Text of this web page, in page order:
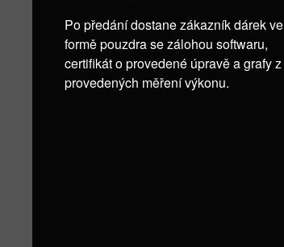
Po předání dostane zákazník dárek ve
formě pouzdra se zálohou softwaru,
certifikát o provedené úpravě a grafy z
provedených měření výkonu.